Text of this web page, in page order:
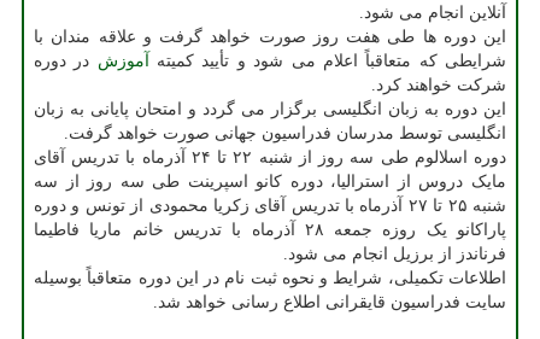
آنلاین انجام می شود.
این دوره ها طی هفت روز صورت خواهد گرفت و علاقه مندان با
شرایطی که متعاقباً اعلام می شود و تأیید کمیته
آموزش در دوره
شرکت خواهند کرد.
این دوره به زبان انگلیسی برگزار می گردد و امتحان پایانی به زبان
انگلیسی توسط مدرسان فدراسیون جهانی صورت خواهد گرفت.
دوره اسلالوم طی سه روز از شنبه ۲۲ تا ۲۴ آذرماه با تدریس آقای
مایک دروس از استرالیا، دوره کانو اسپرینت طی سه روز از سه
شنبه ۲۵ تا ۲۷ آذرماه با تدریس آقای زکریا محمودی از تونس و دوره
پاراکانو یک روزه جمعه ۲۸ آذرماه با تدریس خانم ماریا فاطیما
فرناندز از برزیل انجام می شود.
اطلاعات تکمیلی، شرایط و نحوه ثبت نام در این دوره متعاقباً بوسیله
سایت فدراسیون قایقرانی اطلاع رسانی خواهد شد.